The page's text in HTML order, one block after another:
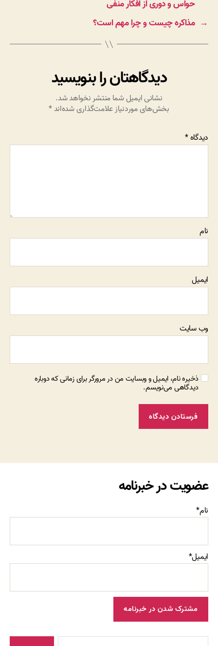
حواس و دوری از افکار منفی
→ مذاکره چیست و چرا مهم است؟
دیدگاهتان را بنویسید
نشانی ایمیل شما منتشر نخواهد شد.
بخش‌های موردنیاز علامت‌گذاری شده‌اند*
دیدگاه*
نام
ایمیل
وب‌ سایت
ذخیره نام، ایمیل و وبسایت من در مرورگر برای زمانی که دوباره
دیدگاهی می‌نویسم.
عضویت در خبرنامه
نام*
ایمیل*